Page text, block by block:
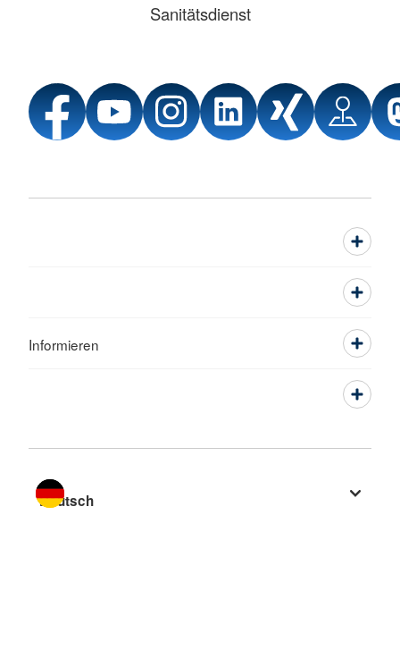
Sanitätsdienst
Informieren
Sprache wechseln zu